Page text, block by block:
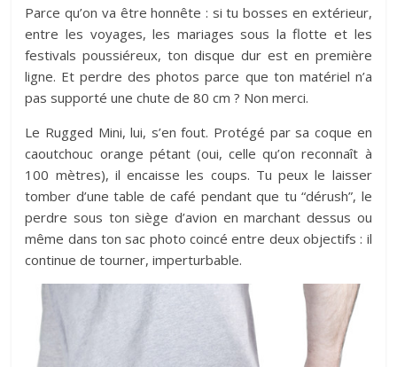
Parce qu’on va être honnête : si tu bosses en extérieur,
entre les voyages, les mariages sous la flotte et les
festivals poussiéreux, ton disque dur est en première
ligne. Et perdre des photos parce que ton matériel n’a
pas supporté une chute de 80 cm ? Non merci.
Le Rugged Mini, lui, s’en fout. Protégé par sa coque en
caoutchouc orange pétant (oui, celle qu’on reconnaît à
100 mètres), il encaisse les coups. Tu peux le laisser
tomber d’une table de café pendant que tu “dérush”, le
perdre sous ton siège d’avion en marchant dessus ou
même dans ton sac photo coincé entre deux objectifs : il
continue de tourner, imperturbable.